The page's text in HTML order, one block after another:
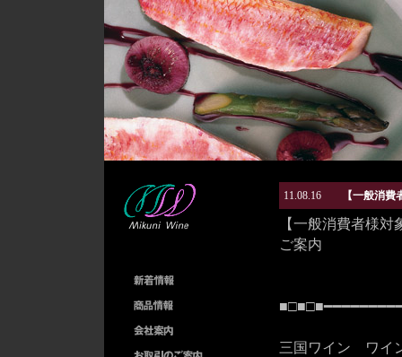
11.08.16 【一般消
【一般消費者様
ご案内
三国ワイン ワイ